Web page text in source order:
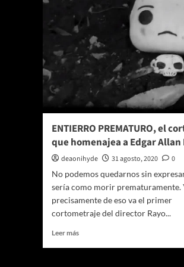
ENTIERRO PREMATURO, el
que homenajea a Edgar Allan
deaonihyde 31 agosto, 2020
0
No podemos quedarnos sin
sería como morir prematuramente.
precisamente de eso va el primer
cortometraje del director Rayo...
Leer másLeer